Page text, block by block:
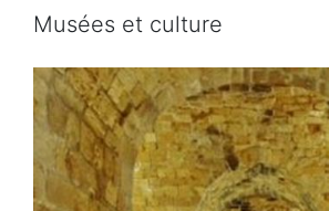
Musées et culture